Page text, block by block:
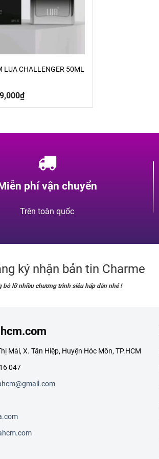
LUA CHALLENGER 50ML
₫Giá
hiện
tại
phí vận chuyển
Trên toàn quốc
ký nhận bản tin Charme
bỏ lỡ nhiều chương trình siêu hấp dẫn nhé !
Mài, X. Tân Hiệp, Huyện Hóc Môn, TP.HCM
047